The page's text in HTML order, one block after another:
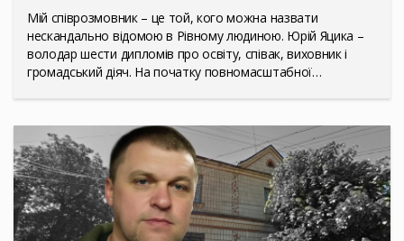
Мій співрозмовник – це той, кого можна назвати
нескандально відомою в Рівному людиною. Юрій Яцика –
володар шести дипломів про освіту, співак, виховник і
громадський діяч. На початку повномасштабної…